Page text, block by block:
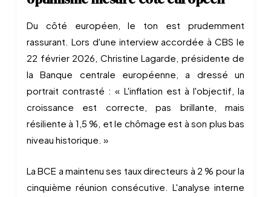
Du côté européen, le ton est prudemment
rassurant. Lors d'une interview accordée à CBS le
22 février 2026, Christine Lagarde, présidente de
la Banque centrale européenne, a dressé un
portrait contrasté : « L'inflation est à l'objectif, la
croissance est correcte, pas brillante, mais
résiliente à 1,5 %, et le chômage est à son plus bas
niveau historique. »
La BCE a maintenu ses taux directeurs à 2 % pour la
cinquième réunion consécutive. L'analyse interne